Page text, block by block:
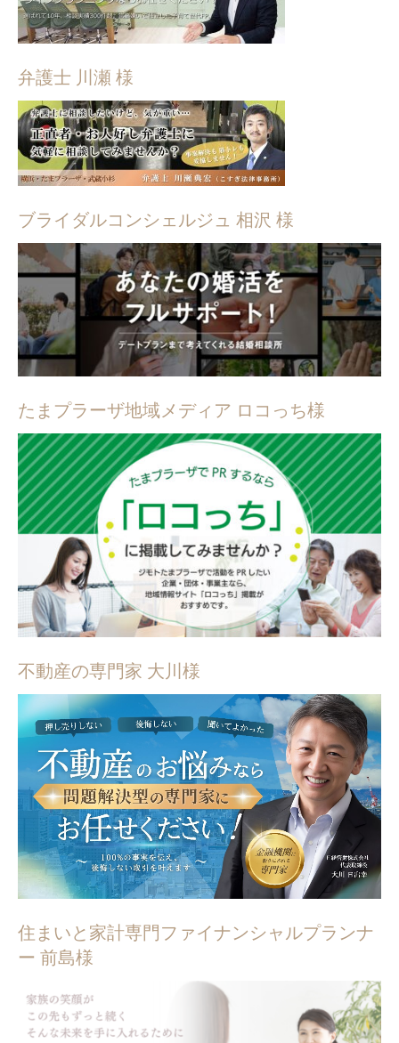
弁護士 川瀬 様
ブライダルコンシェルジュ 相沢 様
たまプラーザ地域メディア ロコっち様
不動産の専門家 大川様
住まいと家計専門ファイナンシャルプランナ
ー 前島様